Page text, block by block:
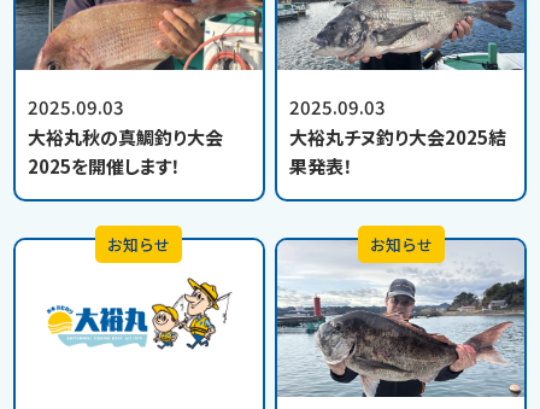
2025.09.03
大裕丸秋の真鯛釣り大会
2025を開催します！
2025.09.03
大裕丸チヌ釣り大会2025結
果発表！
お知らせ お知らせ